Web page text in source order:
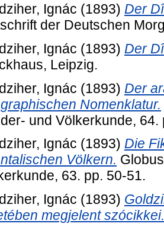
Ignác (1893) Der
der Deutschen
Ignác (1893) Der
Leipzig.
Ignác (1893) Der
Nomenklatur.
und Völkerkunde, 64.
Ignác (1893) Die
Völkern.
63. pp. 50-51.
Ignác (1893)
megjelent szócikkei.